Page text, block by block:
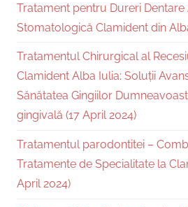
Tratament pentru Dureri Dentare
Stomatologică Clamident din
Tratamentul Chirurgical al
Clamident Alba Iulia: Soluții
Sănătatea Gingiilor
gingivală (17 April 2024)
Tratamentul parodontitei –
Tratamente de Specialitate la
April 2024)